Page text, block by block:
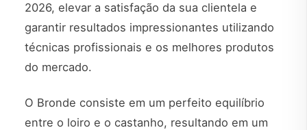
2026, elevar a satisfação da sua clientela e
garantir resultados impressionantes utilizando
técnicas profissionais e os melhores produtos
do mercado.
O Bronde consiste em um perfeito equilíbrio
entre o loiro e o castanho, resultando em um